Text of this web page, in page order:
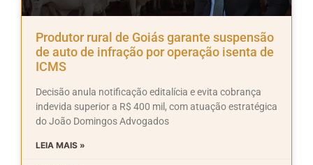
Produtor rural de Goiás garante suspensão
de auto de infração por operação isenta de
ICMS
Decisão anula notificação editalícia e evita cobrança
indevida superior a R$ 400 mil, com atuação estratégica
do João Domingos Advogados
LEIA MAIS »